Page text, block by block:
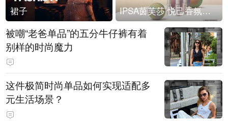
裙子 IPSA茵芙莎 悦己香氛凝露上市
被嘲“老爸单品”的五分牛仔裤有着
别样的时尚魔力
这件极简时尚单品如何实现适配多
元生活场景？